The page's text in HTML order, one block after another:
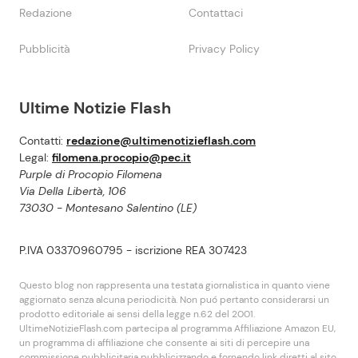
Ultime Notizie Flash
Contatti: redazione@ultimenotizieflash.com
Legal: filomena.procopio@pec.it
Purple di Procopio Filomena
Via Della Libertà, 106
73030 - Montesano Salentino (LE)
P.IVA 03370960795 - iscrizione REA 307423
Questo blog non rappresenta una testata giornalistica in quanto viene
aggiornato senza alcuna periodicità. Non puó pertanto considerarsi un
prodotto editoriale ai sensi della legge n.62 del 2001.
UltimeNotizieFlash.com partecipa al programma Affiliazione Amazon EU,
un programma di affiliazione che consente ai siti di percepire una
Redazione Contattaci
Pubblicità Privacy Policy